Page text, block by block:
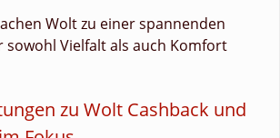
Wolt zu einer spannenden
sowohl Vielfalt als auch Komfort
zu Wolt Cashback und